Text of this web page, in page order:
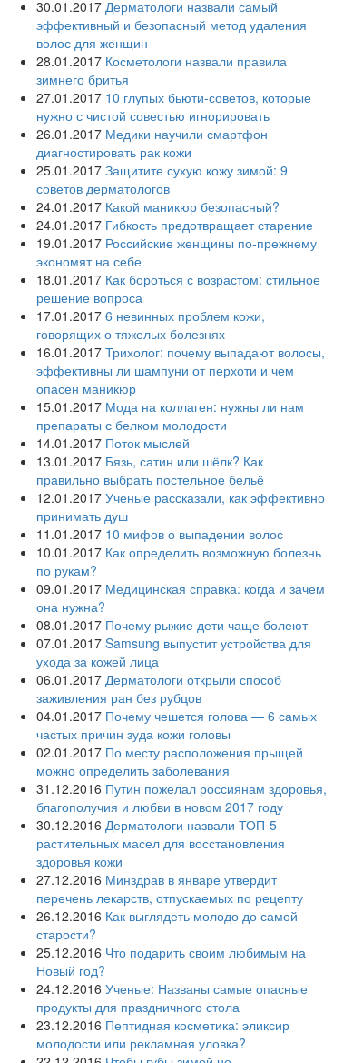
30.01.2017 Дерматологи назвали самый
эффективный и безопасный метод удаления
волос для женщин
28.01.2017 Косметологи назвали правила
зимнего бритья
27.01.2017 10 глупых бьюти-советов, которые
нужно с чистой совестью игнорировать
26.01.2017 Медики научили смартфон
диагностировать рак кожи
25.01.2017 Защитите сухую кожу зимой: 9
советов дерматологов
24.01.2017 Какой маникюр безопасный?
24.01.2017 Гибкость предотвращает старение
19.01.2017 Российские женщины по-прежнему
экономят на себе
18.01.2017 Как бороться с возрастом: стильное
решение вопроса
17.01.2017 6 невинных проблем кожи,
говорящих о тяжелых болезнях
16.01.2017 Трихолог: почему выпадают волосы,
эффективны ли шампуни от перхоти и чем
опасен маникюр
15.01.2017 Мода на коллаген: нужны ли нам
препараты с белком молодости
14.01.2017 Поток мыслей
13.01.2017 Бязь, сатин или шёлк? Как
правильно выбрать постельное бельё
12.01.2017 Ученые рассказали, как эффективно
принимать душ
11.01.2017 10 мифов о выпадении волос
10.01.2017 Как определить возможную болезнь
по рукам?
09.01.2017 Медицинская справка: когда и зачем
она нужна?
08.01.2017 Почему рыжие дети чаще болеют
07.01.2017 Samsung выпустит устройства для
ухода за кожей лица
06.01.2017 Дерматологи открыли способ
заживления ран без рубцов
04.01.2017 Почему чешется голова — 6 самых
частых причин зуда кожи головы
02.01.2017 По месту расположения прыщей
можно определить заболевания
31.12.2016 Путин пожелал россиянам здоровья,
благополучия и любви в новом 2017 году
30.12.2016 Дерматологи назвали ТОП-5
растительных масел для восстановления
здоровья кожи
27.12.2016 Минздрав в январе утвердит
перечень лекарств, отпускаемых по рецепту
26.12.2016 Как выглядеть молодо до самой
старости?
25.12.2016 Что подарить своим любимым на
Новый год?
24.12.2016 Ученые: Названы самые опасные
продукты для праздничного стола
23.12.2016 Пептидная косметика: эликсир
молодости или рекламная уловка?